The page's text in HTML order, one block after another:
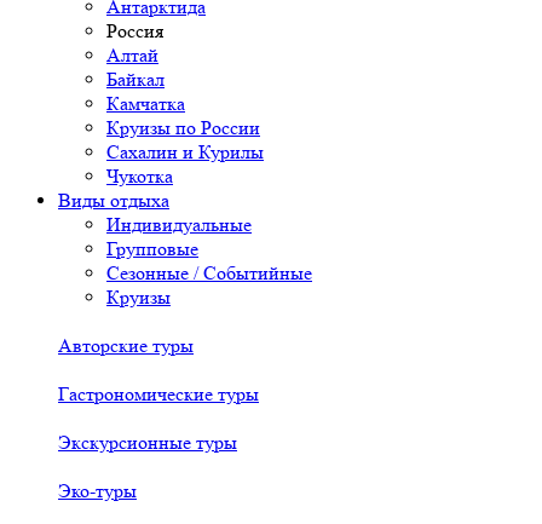
Антарктида
Россия
Алтай
Байкал
Камчатка
Круизы по России
Сахалин и Курилы
Чукотка
Виды отдыха
Индивидуальные
Групповые
Сезонные / Событийные
Круизы
Авторские туры
Гастрономические туры
Экскурсионные туры
Эко-туры